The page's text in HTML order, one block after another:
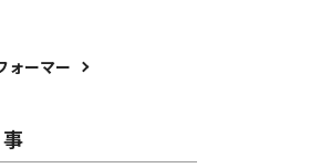
ォーマー